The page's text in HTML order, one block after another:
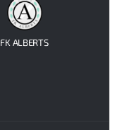
FK ALBERTS